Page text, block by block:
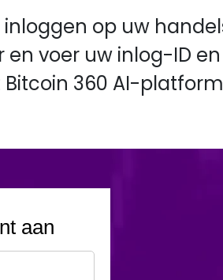
op uw
voer uw inlog-ID
360 AI-